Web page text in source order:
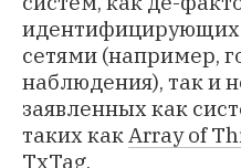
идентифицирующих
сетями (например,
наблюдения), так и
заявленных как
таких какArray of
TxTag.